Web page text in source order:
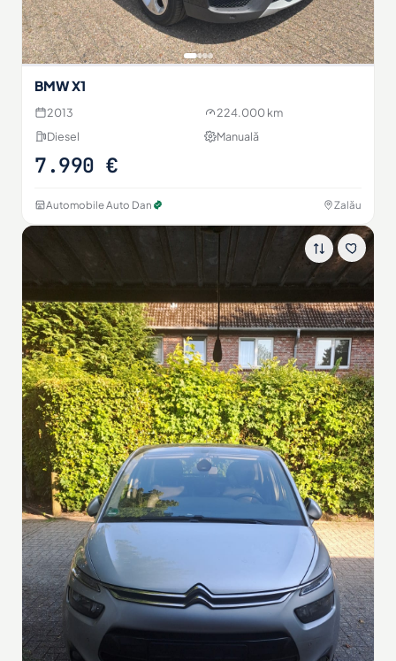
BMW X1
2013
224.000 km
Diesel
Manuală
7.990 €
Automobile Auto Dan Zalău